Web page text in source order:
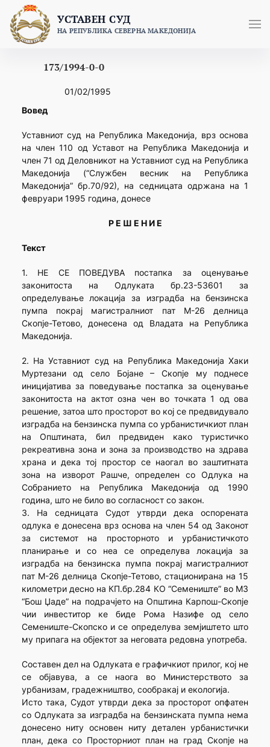
content
УСТАВЕН СУД
НА РЕПУБЛИКА СЕВЕРНА МАКЕДОНИЈА
173/1994-0-0
01/02/1995
Вовед
Уставниот суд на Република Македонија, врз основа
на член 110 од Уставот на Република Македонија и
член 71 од Деловникот на Уставниот суд на Република
Македонија (“Службен весник на Република
Македонија” бр.70/92), на седницата одржана на 1
февруари 1995 година, донесе
Р Е Ш Е Н И Е
Текст
1. НЕ СЕ ПОВЕДУВА постапка за оценување
законитоста на Одлуката бр.23-53601 за
определување локација за изградба на бензинска
пумпа покрај магистралниот пат М-26 делница
Скопје-Тетово, донесена од Владата на Република
Македонија.
2. На Уставниот суд на Република Македонија Хаки
Муртезани од село Бојане – Скопје му поднесе
иницијатива за поведување постапка за оценување
законитоста на актот озна чен во точката 1 од ова
решение, затоа што просторот во кој се предвидувало
изградба на бензинска пумпа со урбанистичкиот план
на Општината, бил предвиден како туристичко
рекреативна зона и зона за производство на здрава
храна и дека тој простор се наогал во заштитната
зона на изворот Рашче, определен со Одлука на
Собранието на Република Македонија од 1990
година, што не било во согласност со закон.
3. На седницата Судот утврди дека оспорената
одлука е донесена врз основа на член 54 од Законот
за системот на просторното и урбанистичкото
планирање и со неа се определува локација за
изградба на бензинска пумпа покрај магистралниот
пат М-26 делница Скопје-Тетово, стационирана на 15
километри десно на КП.бр.284 КО “Семениште” во МЗ
“Бош Џаде” на подрачјето на Општина Карпош-Скопје
чии инвеститор ке биде Рома Назифе од село
Семениште-Скопско и се определува земјиштето што
му припага на објектот за неговата редовна употреба.
Составен дел на Одлуката е графичкиот прилог, кој не
се објавува, а се наога во Министерството за
урбанизам, градежништво, сообракај и екологија.
Исто така, Судот утврди дека за просторот опфатен
со Одлуката за изградба на бензинската пумпа нема
донесено ниту основен ниту детален урбанистички
план, дека со Просторниот план на град Скопје на